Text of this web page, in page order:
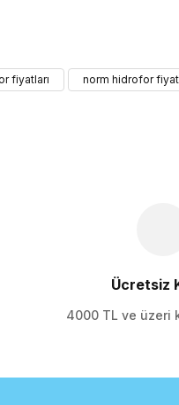
siz yapın!
fiyatları norm hidrofor
Ücretsiz
4000 TL ve üzeri